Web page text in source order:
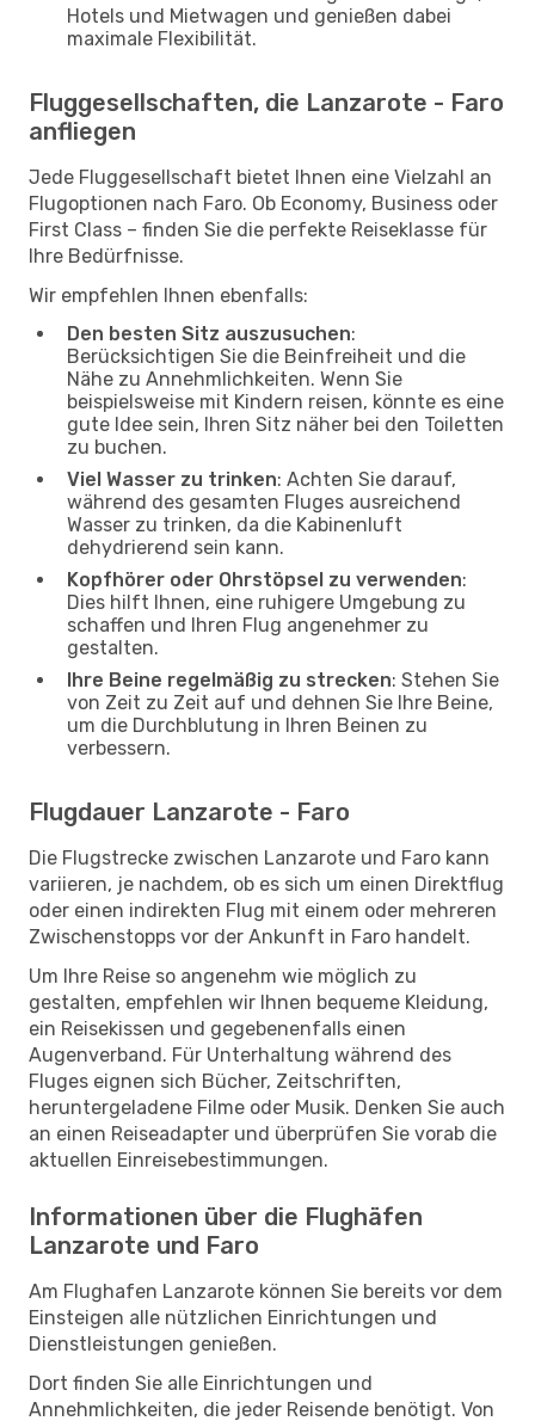
Hotels und Mietwagen und genießen dabei
maximale Flexibilität.
Fluggesellschaften, die Lanzarote - Faro
anfliegen
Jede Fluggesellschaft bietet Ihnen eine Vielzahl an
Flugoptionen nach Faro. Ob Economy, Business oder
First Class – finden Sie die perfekte Reiseklasse für
Ihre Bedürfnisse.
Wir empfehlen Ihnen ebenfalls:
Den besten Sitz auszusuchen:
Berücksichtigen Sie die Beinfreiheit und die
Nähe zu Annehmlichkeiten. Wenn Sie
beispielsweise mit Kindern reisen, könnte es eine
gute Idee sein, Ihren Sitz näher bei den Toiletten
zu buchen.
Viel Wasser zu trinken: Achten Sie darauf,
während des gesamten Fluges ausreichend
Wasser zu trinken, da die Kabinenluft
dehydrierend sein kann.
Kopfhörer oder Ohrstöpsel zu verwenden:
Dies hilft Ihnen, eine ruhigere Umgebung zu
schaffen und Ihren Flug angenehmer zu
gestalten.
Ihre Beine regelmäßig zu strecken: Stehen Sie
von Zeit zu Zeit auf und dehnen Sie Ihre Beine,
um die Durchblutung in Ihren Beinen zu
verbessern.
Flugdauer Lanzarote - Faro
Die Flugstrecke zwischen Lanzarote und Faro kann
variieren, je nachdem, ob es sich um einen Direktflug
oder einen indirekten Flug mit einem oder mehreren
Zwischenstopps vor der Ankunft in Faro handelt.
Um Ihre Reise so angenehm wie möglich zu
gestalten, empfehlen wir Ihnen bequeme Kleidung,
ein Reisekissen und gegebenenfalls einen
Augenverband. Für Unterhaltung während des
Fluges eignen sich Bücher, Zeitschriften,
heruntergeladene Filme oder Musik. Denken Sie auch
an einen Reiseadapter und überprüfen Sie vorab die
aktuellen Einreisebestimmungen.
Informationen über die Flughäfen
Lanzarote und Faro
Am Flughafen Lanzarote können Sie bereits vor dem
Einsteigen alle nützlichen Einrichtungen und
Dienstleistungen genießen.
Dort finden Sie alle Einrichtungen und
Annehmlichkeiten, die jeder Reisende benötigt. Von